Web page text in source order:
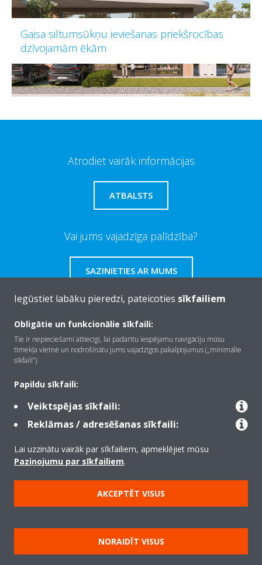
Gaisa siltumsūkņu ieviešanas priekšrocības
dzīvojamām ēkām
Atrodiet vairāk informācijas
ATBALSTS
Vai jums vajadzīga palīdzība?
SAZINIETIES AR MUMS
Par Daikin
Risinājumi
Kontaktinformācija
Juridiskais paziņojums
Informācija par sīkfailiem
Datu aizsardzības politika
Korporatīvā ētika Data Act
Iegūstiet labāku pieredzi, pateicoties sīkfailiem
Obligātie un funkcionālie sīkfaili:
Tie ir nepieciešami attiecīgi, lai padarītu iespējamu navigāciju mūsu
tīmekļa vietnē un nodrošinātu jums vajadzīgos pakalpojumus („minimālie
sīkfaili”).
Papildu sīkfaili:
Veiktspējas sīkfaili:
Reklāmas / adresēšanas sīkfaili:
Lai uzzinātu vairāk par sīkfailiem, apmeklējiet mūsu
Paziņojumu par sīkfailiem.
AKCEPTĒT VISUS
NORAIDĪT VISUS